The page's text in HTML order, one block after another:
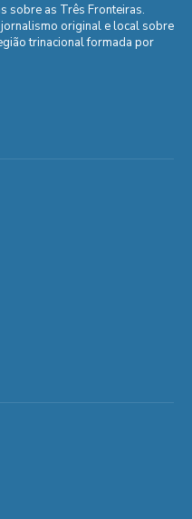
sobre as Três Fronteiras.
original e local sobre
trinacional formada por